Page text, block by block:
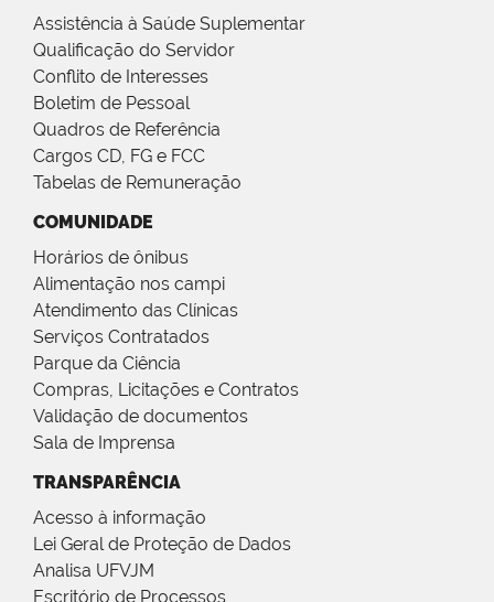
Assistência à Saúde Suplementar
Qualificação do Servidor
Conflito de Interesses
Boletim de Pessoal
Quadros de Referência
Cargos CD, FG e FCC
Tabelas de Remuneração
COMUNIDADE
Horários de ônibus
Alimentação nos campi
Atendimento das Clínicas
Serviços Contratados
Parque da Ciência
Compras, Licitações e Contratos
Validação de documentos
Sala de Imprensa
TRANSPARÊNCIA
Acesso à informação
Lei Geral de Proteção de Dados
Analisa UFVJM
Escritório de Processos